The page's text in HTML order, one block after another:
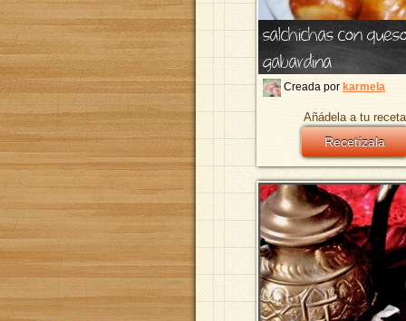
salchichas con
gabardina
Creada por karmela
Añádela a tu
Recetízala